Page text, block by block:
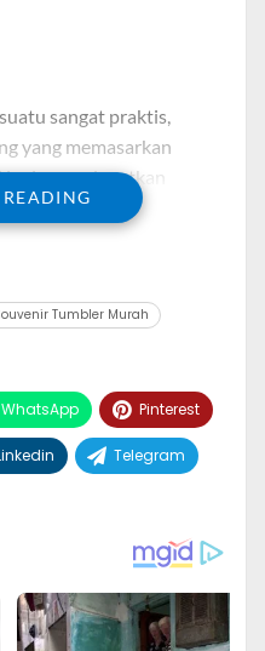
sangat praktis,
yang memasarkan
ingin mendapatkan
di Souvenirku.id. Di
beragai macam
model souvenir
pilihan
toko Souvenir Tumbler
tersebut tidak hanya
memproduksi secara
souvenir flashdisk,
di blog ini, tidak ada
dengan membaca-
Tumbler Murah
WhatsApp Pinterest
Telegram